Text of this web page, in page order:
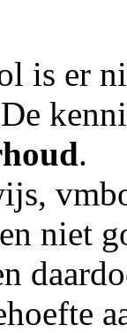
is er
.
niet